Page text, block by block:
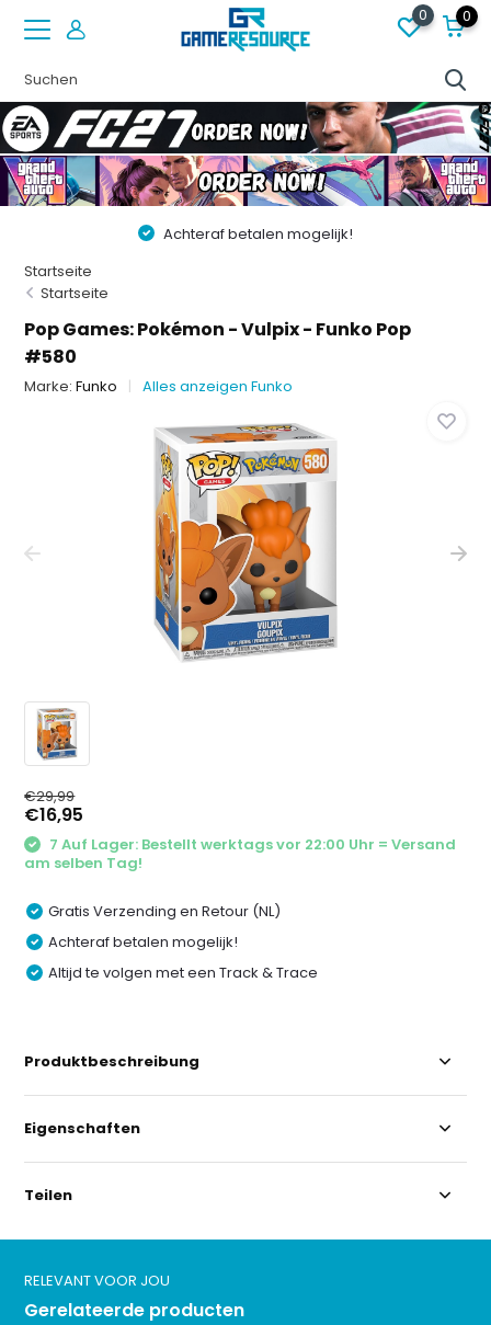
0 0
Achteraf betalen mogelijk!
Startseite
Startseite
Pop Games: Pokémon - Vulpix - Funko Pop
#580
Marke:Funko Alles anzeigen Funko
€29,99
€16,95
7 Auf Lager: Bestellt werktags vor 22:00 Uhr = Versand
am selben Tag!
Gratis Verzending en Retour (NL)
Achteraf betalen mogelijk!
Altijd te volgen met een Track & Trace
Produktbeschreibung
Eigenschaften
Teilen
RELEVANT VOOR JOU
Gerelateerde producten